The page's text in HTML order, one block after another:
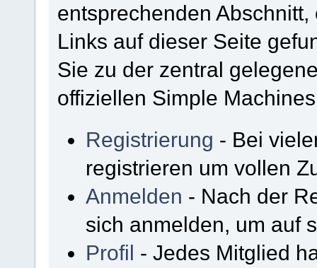
entsprechenden
Links auf dieser Seite
Sie zu der zentral
offiziellen Simple
Registrierung - Bei
registrieren um vollen
Anmelden - Nach der
sich anmelden, um auf
Profil - Jedes Mitglied